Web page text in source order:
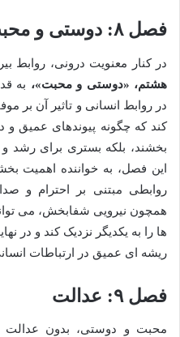
فصل ۸: دوستی و محبت
در کنار معنویت درونی، روابط
هشتم، «دوستی و محبت»، به
در روابط انسانی و تاثیر آن بر
کند که چگونه پیوندهای عمیق و
بخشند، بلکه بستری برای رشد
این فصل، به خواننده اهمیت
روابطی مبتنی بر احترام و
همچون نیرویی شفابخش، می
ها را به یکدیگر نزدیک کند و در
ریشه ای عمیق در ارتباطات
فصل ۹: عدالت
محبت و دوستی، بدون